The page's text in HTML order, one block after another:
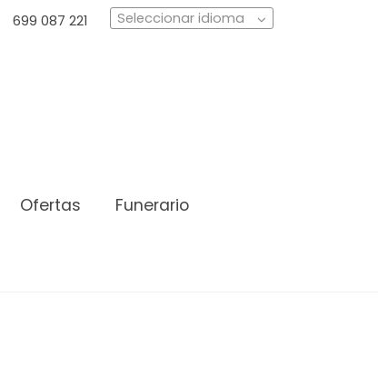
699 087 221 Seleccionar idioma
Ofertas Funerario